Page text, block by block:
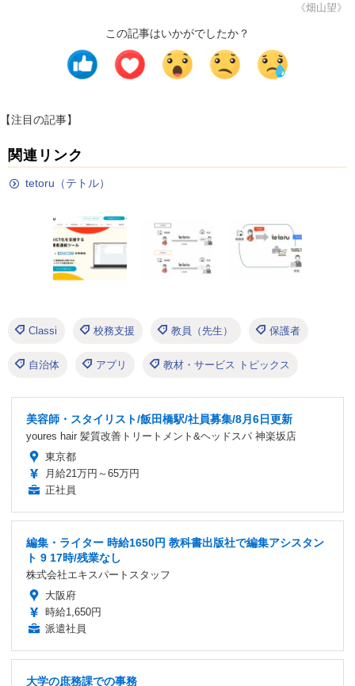
《畑山望》
この記事はいかがでしたか？
【注目の記事】
関連リンク
tetoru（テトル）
Classi 校務支援 教員（先生） 保護者
自治体 アプリ 教材・サービス トピックス
美容師・スタイリスト/飯田橋駅/社員募集/8月6日更新
youres hair 髪質改善トリートメント&ヘッドスパ 神楽坂店
東京都
月給21万円～65万円
正社員
編集・ライター 時給1650円 教科書出版社で編集アシスタン
ト 9 17時/残業なし
株式会社エキスパートスタッフ
大阪府
時給1,650円
派遣社員
大学の庶務課での事務